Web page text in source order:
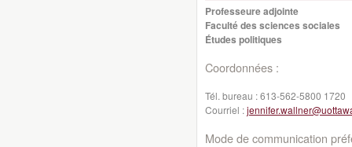
Professeure adjointe
Faculté des sciences sociales
Études politiques
Coordonnées :
Tél. bureau :613-562-5800 1720
Courriel :
Mode de communication